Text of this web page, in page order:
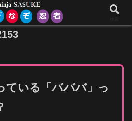
ている「バババ」っ